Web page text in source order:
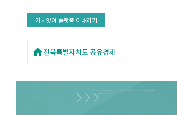
가치앗이 플랫폼 이해하기
전북특별자치도 공유경제